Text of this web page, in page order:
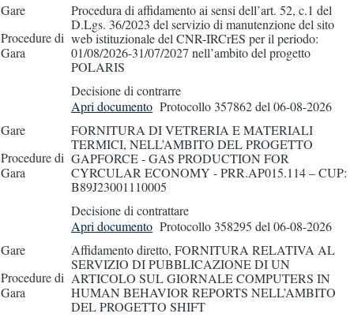
Gare
Procedure di
Gara
Procedura di affidamento ai sensi dell’art. 52, c.1 del
D.Lgs. 36/2023 del servizio di manutenzione del sito
web istituzionale del CNR-IRCrES per il periodo:
01/08/2026-31/07/2027 nell’ambito del progetto
POLARIS
Decisione di contrarre
Gare
Procedure di
Gara
Apri documento Protocollo 357862del 06-08-2026
FORNITURA DI VETRERIA E MATERIALI
TERMICI, NELL’AMBITO DEL PROGETTO
GAPFORCE - GAS PRODUCTION FOR
CYRCULAR ECONOMY - PRR.AP015.114 – CUP:
B89J23001110005
Decisione di contrattare
Gare
Procedure di
Gara
Apri documento Protocollo 358295 del 06-08-2026
Affidamento diretto, FORNITURA RELATIVA AL
SERVIZIO DI PUBBLICAZIONE DI UN
ARTICOLO SUL GIORNALE COMPUTERS IN
HUMAN BEHAVIOR REPORTS NELL’AMBITO
DEL PROGETTO SHIFT